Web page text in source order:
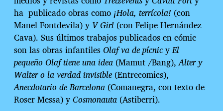
ha publicado obras como ¡Hola, terrícola! (con
Manel Fontdevila) y V Girl (con Felipe Hernández
Cava). Sus últimos trabajos publicados en cómic
son las obras infantilesOlaf va de pícnicyEl
pequeño Olaf tiene una idea (Mamut /Bang),Alter y
Walter o la verdad invisible (Entrecomics),
Anecdotario de Barcelona (Comanegra, con texto de
Roser Messa) yCosmonauta (Astiberri).